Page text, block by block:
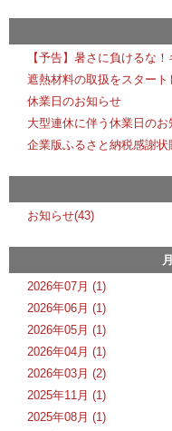
【予告】暑さに負けるな
遮熱材料の取扱をスタート
休業日のお知らせ
大型連休に伴う休業日のお
企業版ふるさと納税感謝状
お知らせ(43)
2026年07月 (1)
2026年06月 (1)
2026年05月 (1)
2026年04月 (1)
2026年03月 (2)
2025年11月 (1)
2025年08月 (1)